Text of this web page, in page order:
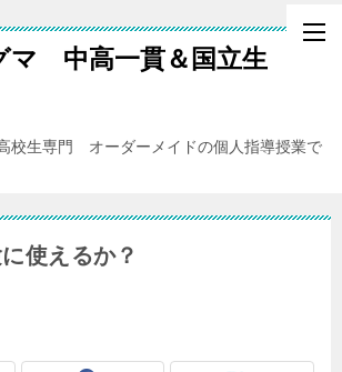
マ 中高一貫＆国立生
校生専門 オーダーメイドの個人指導授業で
使えるか？